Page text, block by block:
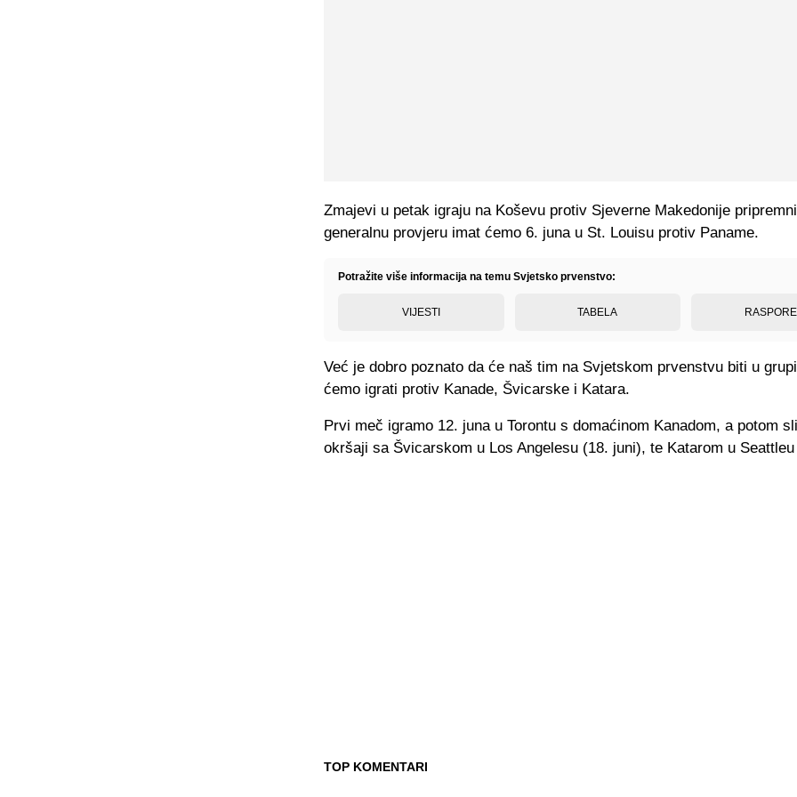
Zmajevi u petak igraju na Koševu protiv Sjeverne Makedonije
generalnu provjeru imat ćemo 6. juna u St. Louisu protiv Paname.
Potražite više informacija na temu Svjetsko prvenstvo:
VIJESTI TABELA
Već je dobro poznato da će naš tim na Svjetskom prvenstvu biti u
ćemo igrati protiv Kanade, Švicarske i Katara.
Prvi meč igramo 12. juna u Torontu s domaćinom Kanadom, a potom
okršaji sa Švicarskom u Los Angelesu (18. juni), te Katarom u
TOP KOMENTARI